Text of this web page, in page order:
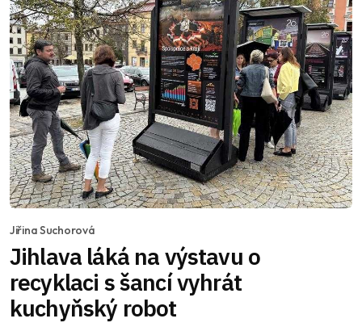
Jiřina Suchorová
Jihlava láká na výstavu o
recyklaci s šancí vyhrát
kuchyňský robot